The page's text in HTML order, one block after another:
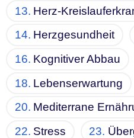
Herz-
Herzgesundheit
Kognitiver Abbau
Lebenserwartung
Mediterrane
Stress